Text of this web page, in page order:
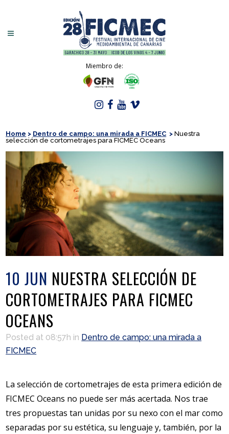
Miembro de:
Home > Dentro de campo: una mirada a FICMEC >Nuestra
selección de cortometrajes para FICMEC Oceans
10 JUN NUESTRA SELECCIÓN DE
CORTOMETRAJES PARA FICMEC
OCEANS
Posted at 08:57h in Dentro de campo: una mirada a
FICMEC
La selección de cortometrajes de esta primera edición de
FICMEC Oceans no puede ser más acertada. Nos trae
tres propuestas tan unidas por su nexo con el mar como
separadas por su estética, su lenguaje y, también, por la